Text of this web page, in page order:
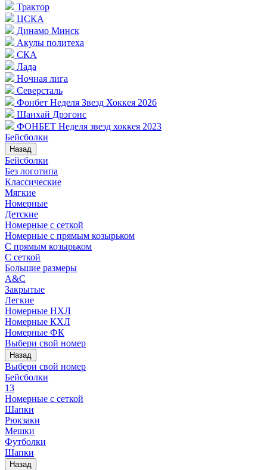
Трактор
ЦСКА
Динамо Минск
Акулы политеха
СКА
Лада
Ночная лига
Северсталь
Фонбет Неделя Звезд Хоккея 2026
Шанхай Дрэгонс
ФОНБЕТ Неделя звезд хоккея 2023
Бейсболки
Назад
Бейсболки
Без логотипа
Классические
Мягкие
Номерные
Детские
Номерные с сеткой
Номерные с прямым козырьком
С прямым козырьком
С сеткой
Большие размеры
A&C
Закрытые
Легкие
Номерные НХЛ
Номерные КХЛ
Номерные ФК
Выбери свой номер
Назад
Выбери свой номер
Бейсболки
13
Номерные с сеткой
Шапки
Рюкзаки
Мешки
Футболки
Шапки
Назад